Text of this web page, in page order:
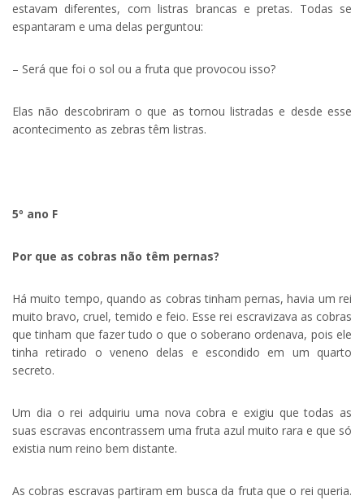
estavam diferentes, com listras brancas e pretas. Todas se
espantaram e uma delas perguntou:
– Será que foi o sol ou a fruta que provocou isso?
Elas não descobriram o que as tornou listradas e desde esse
acontecimento as zebras têm listras.
5º ano F
Por que as cobras não têm pernas?
Há muito tempo, quando as cobras tinham pernas, havia um rei
muito bravo, cruel, temido e feio. Esse rei escravizava as cobras
que tinham que fazer tudo o que o soberano ordenava, pois ele
tinha retirado o veneno delas e escondido em um quarto
secreto.
Um dia o rei adquiriu uma nova cobra e exigiu que todas as
suas escravas encontrassem uma fruta azul muito rara e que só
existia num reino bem distante.
As cobras escravas partiram em busca da fruta que o rei queria.